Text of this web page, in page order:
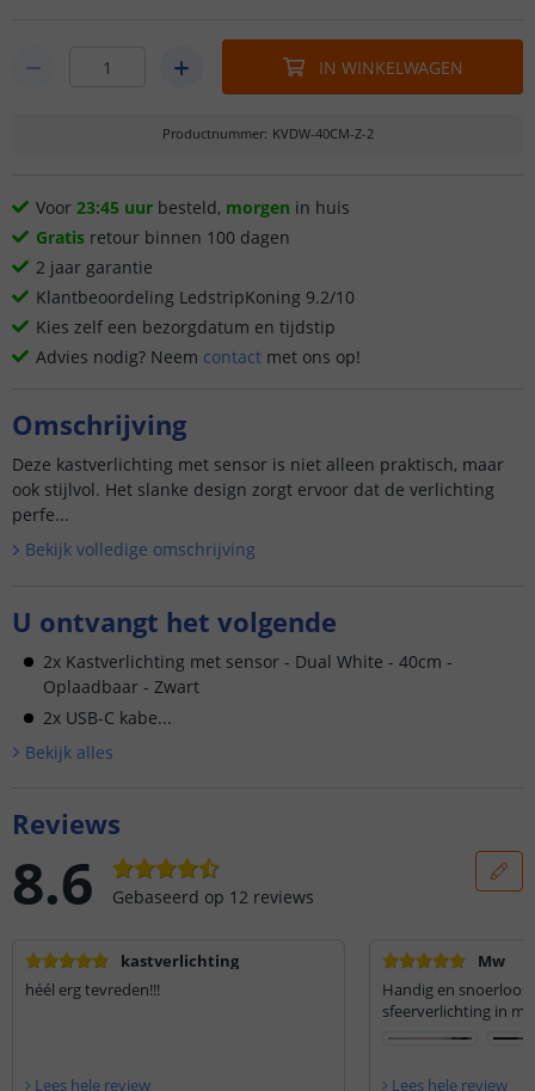
IN WINKELWAGEN
Productnummer: KVDW-40CM-Z-2
Voor 23:45 uur besteld, morgen in huis
Gratis retour binnen 100 dagen
2 jaar garantie
Klantbeoordeling LedstripKoning 9.2/10
Kies zelf een bezorgdatum en tijdstip
Advies nodig? Neem contact met ons op!
Omschrijving
Deze kastverlichting met sensor is niet alleen praktisch, maar
ook stijlvol. Het slanke design zorgt ervoor dat de verlichting
perfe...
Bekijk volledige omschrijving
U ontvangt het volgende
2x Kastverlichting met sensor - Dual White - 40cm -
Oplaadbaar - Zwart
2x USB-C kabe...
Bekijk alles
Reviews
8.6 Gebaseerd op 12 reviews
kastverlichting
héél erg tevreden!!!
Lees hele review
Mw
Handig en
sfeerverlichting in
Lees hele review